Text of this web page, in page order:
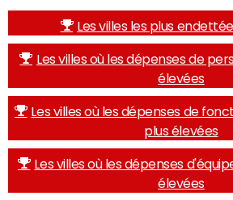
Les villes les plus
Les villes où les dépenses de
élevées
Les villes où les dépenses de
plus élevées
Les villes où les dépenses
élevées